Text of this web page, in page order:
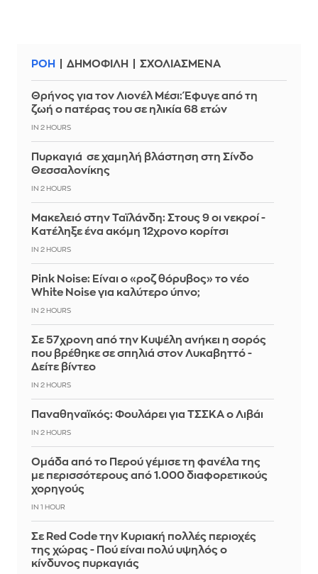
ΡΟΗ ΔΗΜΟΦΙΛΗ ΣΧΟΛΙΑΣΜΕΝΑ
Θρήνος για τον Λιονέλ Μέσι: Έφυγε από τη
ζωή ο πατέρας του σε ηλικία 68 ετών
IN 2 HOURS
Πυρκαγιά σε χαμηλή βλάστηση στη Σίνδο
Θεσσαλονίκης
IN 2 HOURS
Μακελειό στην Ταϊλάνδη: Στους 9 οι νεκροί -
Κατέληξε ένα ακόμη 12χρονο κορίτσι
IN 2 HOURS
Pink Noise: Είναι ο «ροζ θόρυβος» το νέο
White Noise για καλύτερο ύπνο;
IN 2 HOURS
Σε 57χρονη από την Κυψέλη ανήκει η σορός
που βρέθηκε σε σπηλιά στον Λυκαβηττό -
Δείτε βίντεο
IN 2 HOURS
Παναθηναϊκός: Φουλάρει για ΤΣΣΚΑ ο Λιβάι
IN 2 HOURS
Ομάδα από το Περού γέμισε τη φανέλα της
με περισσότερους από 1.000 διαφορετικούς
χορηγούς
IN 1 HOUR
Σε Red Code την Κυριακή πολλές περιοχές
της χώρας - Πού είναι πολύ υψηλός ο
κίνδυνος πυρκαγιάς